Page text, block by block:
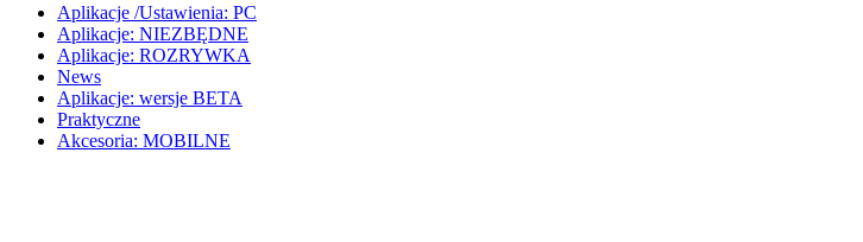
Aplikacje /Ustawienia: PC
Aplikacje: NIEZBĘDNE
Aplikacje: ROZRYWKA
News
Aplikacje: wersje BETA
Praktyczne
Akcesoria: MOBILNE